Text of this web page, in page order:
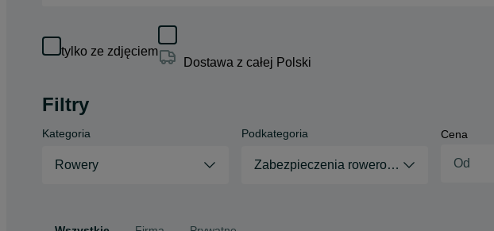
tylko ze zdjęciem
Dostawa z całej Polski
Filtry
Kategoria
Rowery
Podkategoria
Zabezpieczenia rowerowe
Cena